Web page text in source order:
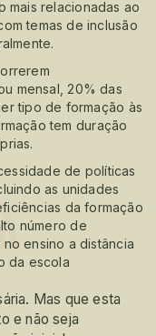
mais relacionadas ao
temas de inclusão
mensal, 20% das
tipo de formação às
tem duração
de políticas
as unidades
da formação
número de
ensino a distância
da escola
Mas que esta
e não seja